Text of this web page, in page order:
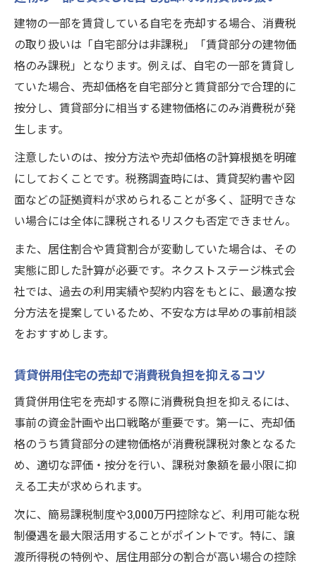
建物の一部を賃貸している自宅を売却する場合、消費税
の取り扱いは「自宅部分は非課税」「賃貸部分の建物価
格のみ課税」となります。例えば、自宅の一部を賃貸し
ていた場合、売却価格を自宅部分と賃貸部分で合理的に
按分し、賃貸部分に相当する建物価格にのみ消費税が発
生します。
注意したいのは、按分方法や売却価格の計算根拠を明確
にしておくことです。税務調査時には、賃貸契約書や図
面などの証拠資料が求められることが多く、証明できな
い場合には全体に課税されるリスクも否定できません。
また、居住割合や賃貸割合が変動していた場合は、その
実態に即した計算が必要です。ネクストステージ株式会
社では、過去の利用実績や契約内容をもとに、最適な按
分方法を提案しているため、不安な方は早めの事前相談
をおすすめします。
賃貸併用住宅の売却で消費税負担を抑えるコツ
賃貸併用住宅を売却する際に消費税負担を抑えるには、
事前の資金計画や出口戦略が重要です。第一に、売却価
格のうち賃貸部分の建物価格が消費税課税対象となるた
め、適切な評価・按分を行い、課税対象額を最小限に抑
える工夫が求められます。
次に、簡易課税制度や3,000万円控除など、利用可能な税
制優遇を最大限活用することがポイントです。特に、譲
渡所得税の特例や、居住用部分の割合が高い場合の控除